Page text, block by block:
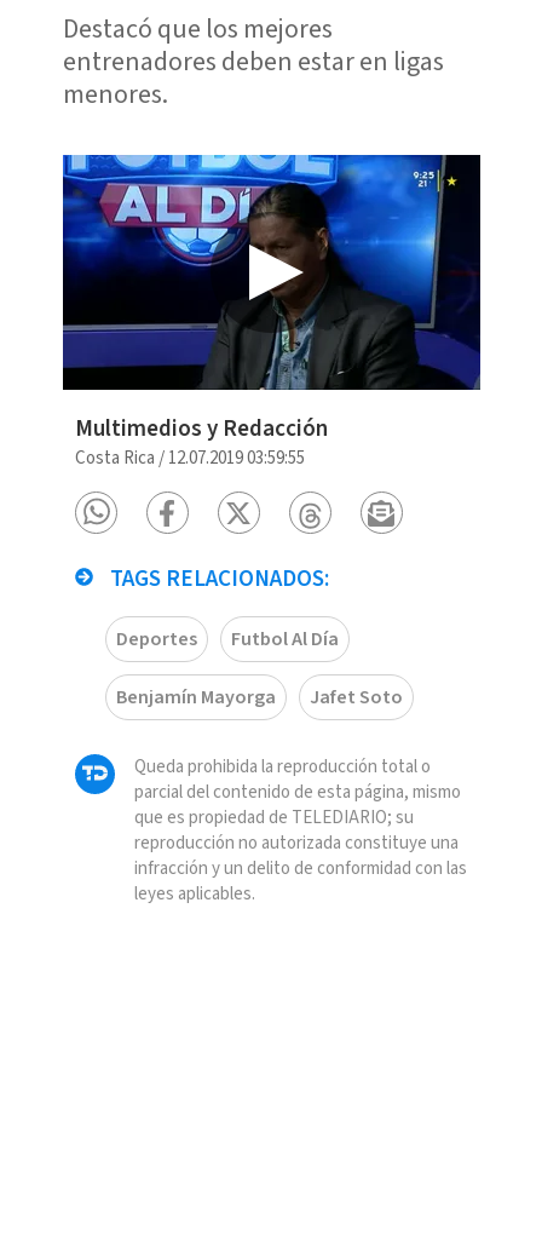
Destacó que los mejores
entrenadores deben estar en ligas
menores.
Multimedios y Redacción
Costa Rica /12.07.2019 03:59:55
TAGS RELACIONADOS:
Deportes Futbol Al Día
Benjamín Mayorga Jafet Soto
Queda prohibida la reproducción total o
parcial del contenido de esta página, mismo
que es propiedad de TELEDIARIO; su
reproducción no autorizada constituye una
infracción y un delito de conformidad con las
leyes aplicables.